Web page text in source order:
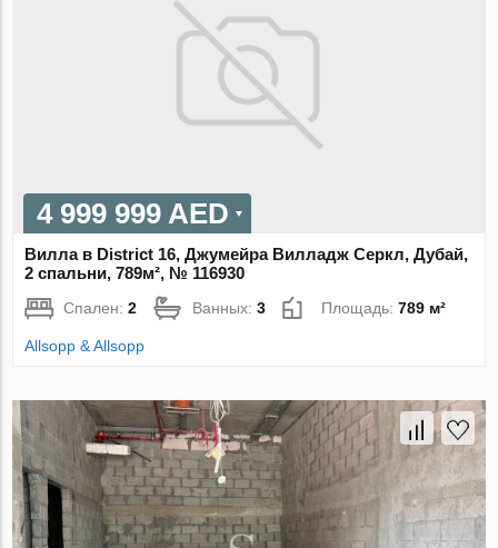
4 999 999 AED
Вилла в District 16, Джумейра Вилладж Серкл, Дубай,
2 спальни, 789м², № 116930
Спален:2 Ванных:3 Площадь:789 м²
Allsopp & Allsopp